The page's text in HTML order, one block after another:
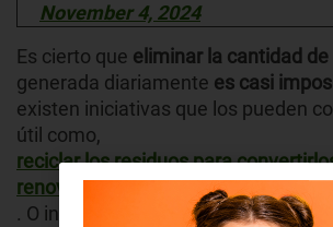
November 4, 2024
Es cierto que eliminar la cantidad
generada diariamente es casi
existen iniciativas que los pueden
útil como,
reciclar los residuos para
renovables
. O iniciativas, como de la que